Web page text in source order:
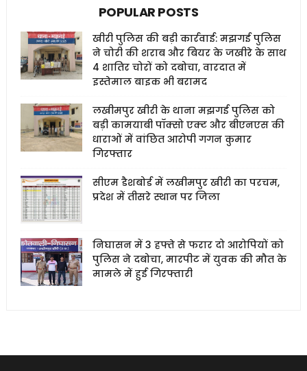
POPULAR POSTS
खीरी पुलिस की बड़ी कार्रवाई: मझगई पुलिस
ने चोरी की शराब और बियर के जखीरे के साथ
4 शातिर चोरों को दबोचा, वारदात में
इस्तेमाल बाइक भी बरामद
लखीमपुर खीरी के थाना मझगई पुलिस को
बड़ी कामयाबी पॉक्सो एक्ट और बीएनएस की
धाराओं में वांछित आरोपी गगन कुमार
गिरफ्तार
सीएम डैशबोर्ड में लखीमपुर खीरी का परचम,
प्रदेश में तीसरे स्थान पर जिला
निघासन में 3 हफ्ते से फरार दो आरोपियों को
पुलिस ने दबोचा, मारपीट में युवक की मौत के
मामले में हुई गिरफ्तारी